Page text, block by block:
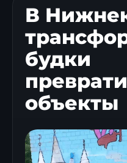
В
будки
объекты